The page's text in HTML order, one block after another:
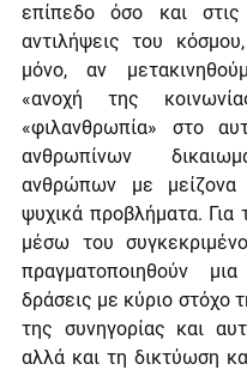
επίπεδο όσο και στις
αντιλήψεις του
μόνο, αν
«ανοχή της
«φιλανθρωπία» στο
ανθρωπίνων
ανθρώπων με μείζονα
ψυχικά προβλήματα. Για
μέσω του
πραγματοποιηθούν
δράσεις με κύριο στόχο
της συνηγορίας και
αλλά και τη δικτύωση